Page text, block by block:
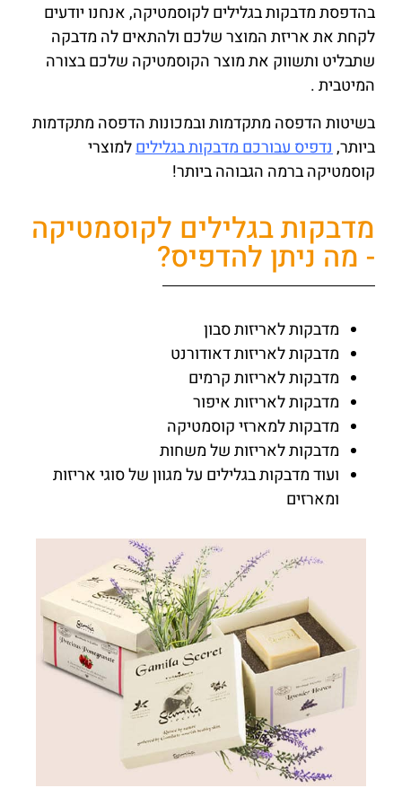
בהדפסת מדבקות בגלילים לקוסמטיקה, אנחנו יודעים
לקחת את אריזת המוצר שלכם ולהתאים לה מדבקה
שתבליט ותשווק את מוצר הקוסמטיקה שלכם בצורה
המיטבית .
בשיטות הדפסה מתקדמות ובמכונות הדפסה מתקדמות
ביותר,נדפיס עבורכם מדבקות בגליליםלמוצרי
קוסמטיקה ברמה הגבוהה ביותר!
מדבקות בגלילים לקוסמטיקה
- מה ניתן להדפיס?
מדבקות לאריזות סבון
מדבקות לאריזות דאודורנט
מדבקות לאריזות קרמים
מדבקות לאריזות איפור
מדבקות למארזי קוסמטיקה
מדבקות לאריזות של משחות
ועוד מדבקות בגלילים על מגוון של סוגי אריזות
ומארזים